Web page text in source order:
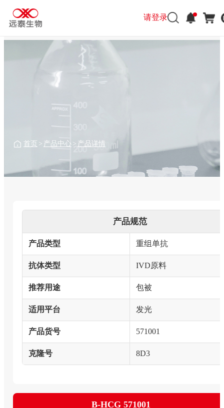
请登录
首页 > 产品中心 > 产品详情
产品规范
产品类型 重组单抗
抗体类型 IVD原料
推荐用途 包被
适用平台 发光
产品货号 571001
克隆号 8D3
Β-HCG 571001
请登录